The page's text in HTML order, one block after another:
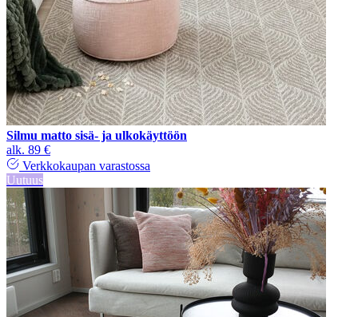
Silmu matto sisä- ja ulkokäyttöön
alk. 89 €
Verkkokaupan varastossa
Uutuus